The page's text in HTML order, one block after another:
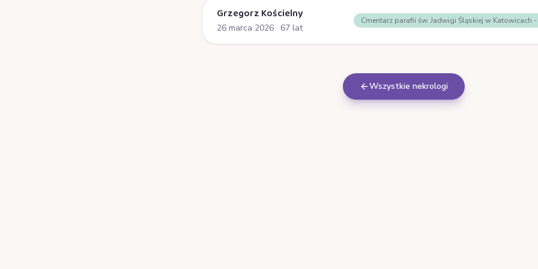
Grzegorz Kościelny
26 marca 2026 · 67 lat
Cmentarz parafii św. Jadwigi Śląskiej w Katowicach
Wszystkie nekrologi